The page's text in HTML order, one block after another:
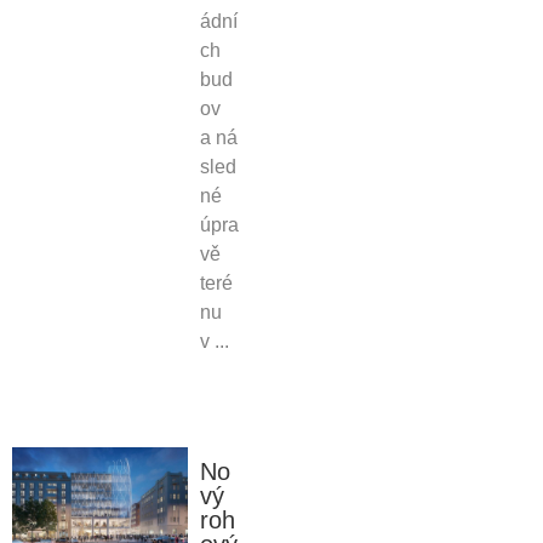
ádní
ch
bud
ov
a ná
sled
né
úpra
vě
teré
nu
v ...
No
vý
roh